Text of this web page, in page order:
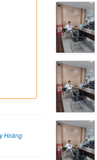
Hoàng